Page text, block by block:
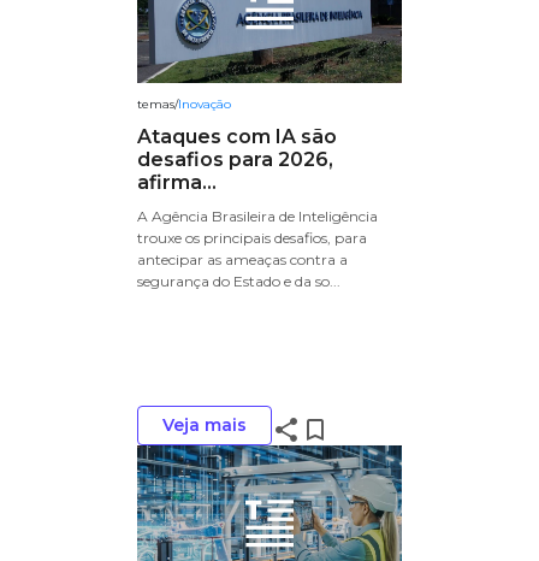
temas/Inovação
Ataques com IA são
desafios para 2026,
afirma...
A Agência Brasileira de Inteligência
trouxe os principais desafios, para
antecipar as ameaças contra a
segurança do Estado e da so...
Veja mais share bookmark_border